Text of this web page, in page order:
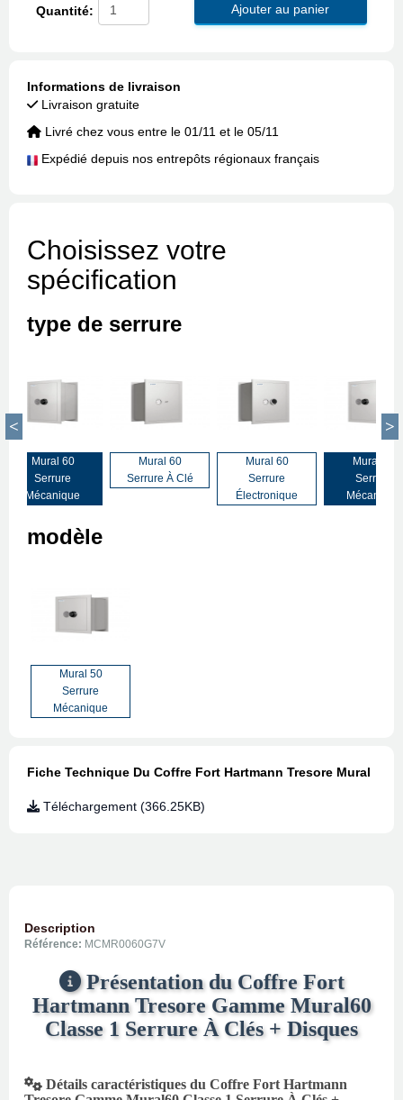
Quantité: Ajouter au panier
Choisissez votre
spécification
type de serrure
Mural 60
Serrure
Mécanique
Mural 60
Serrure À Clé
Mural 60
Serrure
Électronique
Mural 60
Serrure
Mécanique
modèle
Mural 50
Serrure
Mécanique
Informations de livraison
Livraison gratuite
Livré chez vous entre le 01/11 et le 05/11
Expédié depuis nos entrepôts régionaux français
Fiche Technique Du Coffre Fort Hartmann Tresore Mural
Téléchargement (366.25KB)
Description
Référence: MCMR0060G7V
Présentation du Coffre Fort
Hartmann Tresore Gamme Mural60
Classe 1 Serrure À Clés + Disques
Détails caractéristiques du Coffre Fort Hartmann